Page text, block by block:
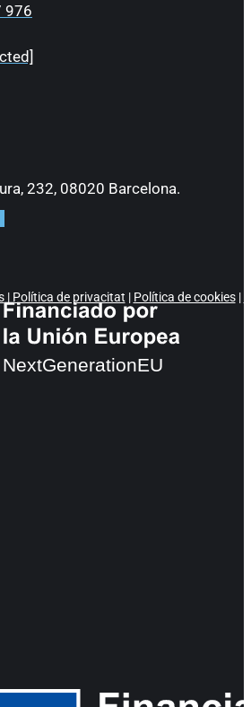
976
232, 08020 Barcelona.
|Política de privacitat | Política de cookies|
NextGenerationEU